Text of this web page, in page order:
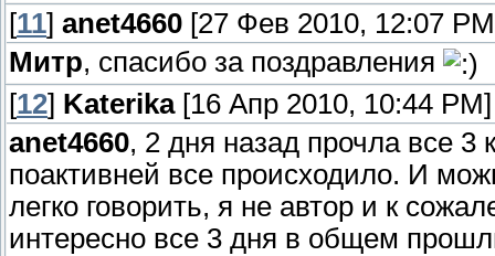
[11] anet4660 [27 Фев 2010, 12:07
Митр, спасибо за поздравления
[12] Katerika[16 Апр 2010, 10:44 PM]
anet4660, 2 дня назад прочла все 3
поактивней все происходило. И
легко говорить, я не автор и к
интересно все 3 дня в общем